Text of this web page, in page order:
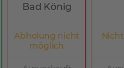
Bad König
Abholung nicht
möglich